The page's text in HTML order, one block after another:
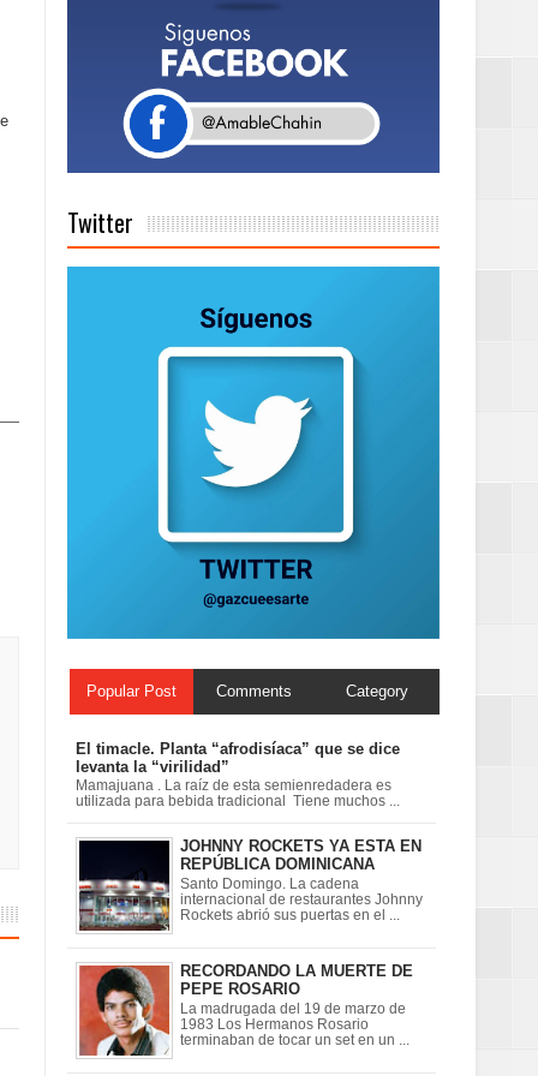
bajo
perspectiva
Twitter
Popular Post Comments Category
El timacle. Planta “afrodisíaca” que se dice
levanta la “virilidad”
Mamajuana . La raíz de esta semienredadera es
utilizada para bebida tradicional Tiene muchos ...
JOHNNY ROCKETS YA ESTA EN
REPÚBLICA DOMINICANA
Santo Domingo. La cadena
internacional de restaurantes Johnny
Rockets abrió sus puertas en el ...
RECORDANDO LA MUERTE DE
PEPE ROSARIO
La madrugada del 19 de marzo de
1983 Los Hermanos Rosario
terminaban de tocar un set en un ...